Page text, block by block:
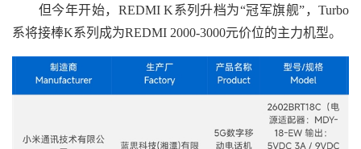
但今年开始，REDMI K系列升档为“冠军旗舰”，Turbo
系将接棒K系列成为REDMI 2000-3000元价位的主力机型。